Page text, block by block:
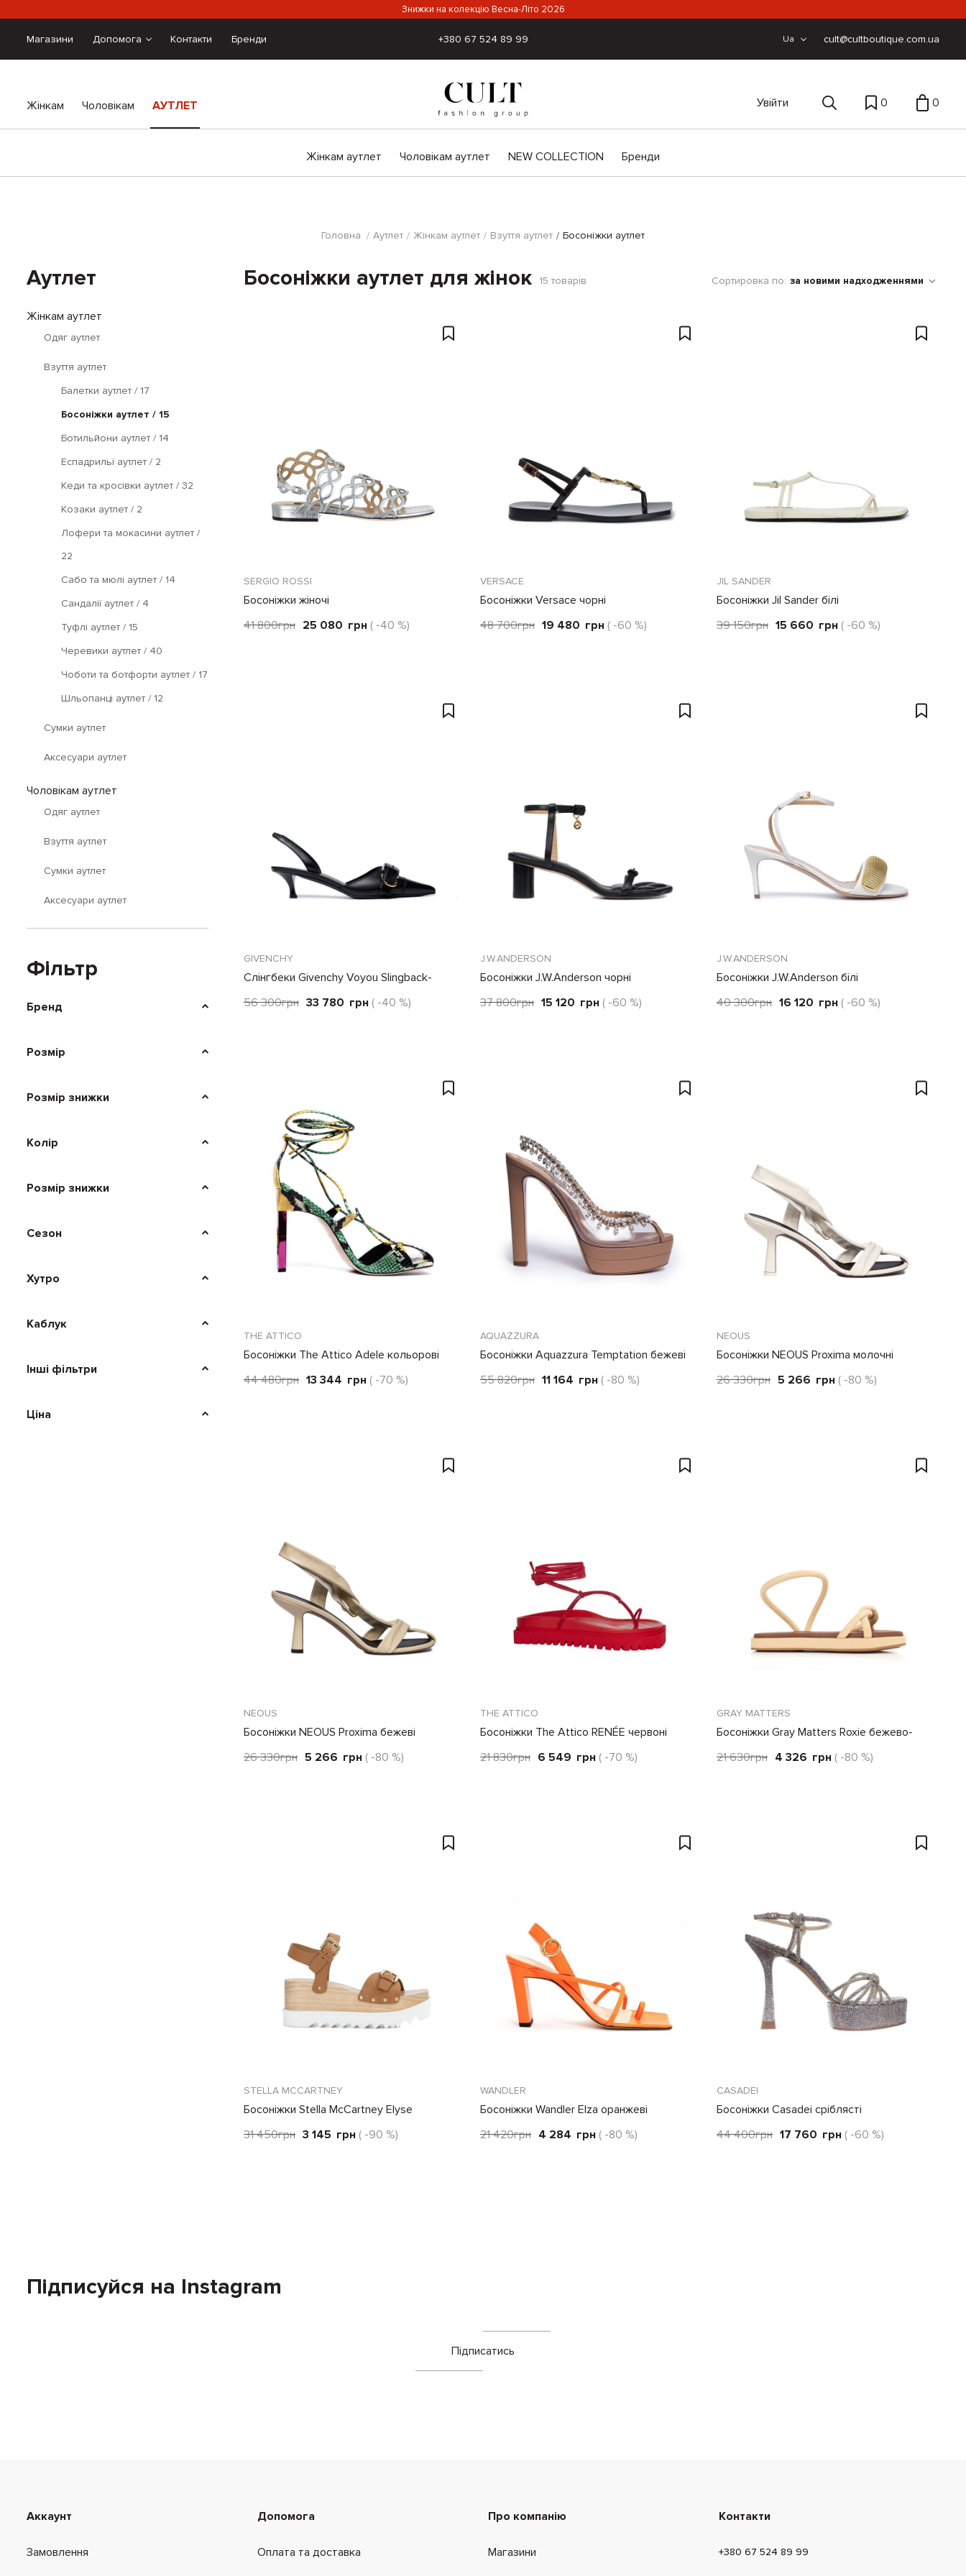
Знижки на колекцію Весна-Літо 2026
Магазини Допомога Контакти Бренди +380 67 524 89 99 Ua cult@cultboutique.com.ua
Жінкам Чоловікам АУТЛЕТ
Жінкам аутлет Чоловікам аутлет NEW COLLECTION Бренди
Увійти 0 0
Головна Аутлет Жінкам аутлет Взуття аутлет Босоніжки аутлет
Аутлет
Жінкам аутлет
Одяг аутлет
Взуття аутлет
Балетки аутлет / 17
Босоніжки аутлет / 15
Ботильйони аутлет / 14
Еспадрильї аутлет / 2
Кеди та кросівки аутлет / 32
Козаки аутлет / 2
Лофери та мокасини аутлет /
22
Сабо та мюлі аутлет / 14
Сандалії аутлет / 4
Туфлі аутлет / 15
Черевики аутлет / 40
Чоботи та ботфорти аутлет / 17
Шльопанці аутлет / 12
Сумки аутлет
Аксесуари аутлет
Чоловікам аутлет
Одяг аутлет
Взуття аутлет
Сумки аутлет
Аксесуари аутлет
Фільтр
Бренд
Розмір
Розмір знижки
Колір
Розмір знижки
Сезон
Хутро
Каблук
Інші фільтри
Ціна
Босоніжки аутлет для жінок 15 товарів Сортировка по: за новими надходженнями
SERGIO ROSSI
Босоніжки жіночі
41 800грн 25 080 грн ( -40 %)
VERSACE
Босоніжки Versace чорні
48 700грн 19 480 грн ( -60 %)
JIL SANDER
Босоніжки Jil Sander білі
39 150грн 15 660 грн ( -60 %)
GIVENCHY
Слінгбеки Givenchy Voyou Slingback-
Pumps чорні
56 300грн 33 780 грн ( -40 %)
J.W.ANDERSON
Босоніжки J.W.Anderson чорні
37 800грн 15 120 грн ( -60 %)
J.W.ANDERSON
Босоніжки J.W.Anderson білі
40 300грн 16 120 грн ( -60 %)
THE ATTICO
Босоніжки The Attico Adele кольорові
44 480грн 13 344 грн ( -70 %)
AQUAZZURA
Босоніжки Aquazzura Temptation бежеві
55 820грн 11 164 грн ( -80 %)
NEOUS
Босоніжки NEOUS Proxima молочні
26 330грн 5 266 грн ( -80 %)
NEOUS
Босоніжки NEOUS Proxima бежеві
26 330грн 5 266 грн ( -80 %)
THE ATTICO
Босоніжки The Attico RENÉE червоні
21 830грн 6 549 грн ( -70 %)
GRAY MATTERS
Босоніжки Gray Matters Roxie бежево-
коричневі
21 630грн 4 326 грн ( -80 %)
STELLA MCCARTNEY
Босоніжки Stella McCartney Elyse
коричнево-білі
31 450грн 3 145 грн ( -90 %)
WANDLER
Босоніжки Wandler Elza оранжеві
21 420грн 4 284 грн ( -80 %)
CASADEI
Босоніжки Casadei сріблясті
44 400грн 17 760 грн ( -60 %)
Підписуйся на Instagram
Підписатись
Аккаунт
Замовлення
Допомога
Оплата та доставка
Про компанію
Магазини
Контакти
+380 67 524 89 99